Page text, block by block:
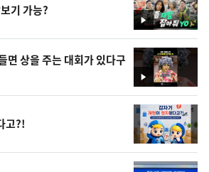
영
상
기 가능?
영
상
면 상을 주는 대회가 있다구
고?!